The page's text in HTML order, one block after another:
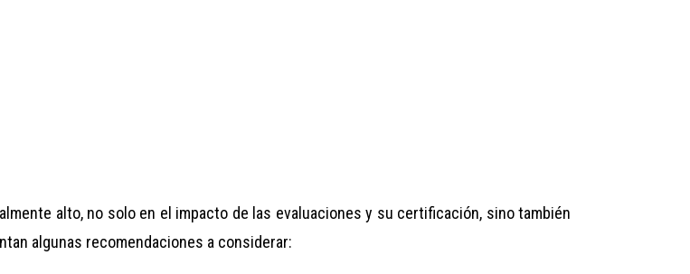
alto, no solo en el impacto de las evaluaciones y su certificación, sino también
algunas recomendaciones a considerar: